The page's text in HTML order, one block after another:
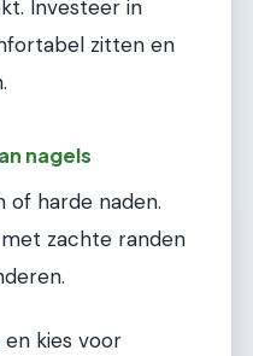
Investeer in
zitten en
nagels
of harde naden.
zachte randen
en kies voor